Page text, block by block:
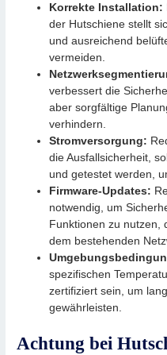
Korrekte Installation:
der Hutschiene stellt
und ausreichend
vermeiden.
verbessert die
aber sorgfältige
verhindern.
Stromversorgung:
die Ausfallsicherheit,
und getestet werden,
Firmware-Updates:
notwendig, um
Funktionen zu nutzen,
dem bestehenden
spezifischen
zertifiziert sein, um
gewährleisten.
Achtung bei